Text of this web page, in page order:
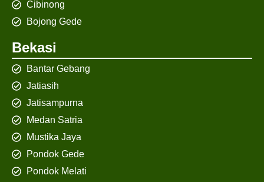
Cibinong
Bojong Gede
Bekasi
Bantar Gebang
Jatiasih
Jatisampurna
Medan Satria
Mustika Jaya
Pondok Gede
Pondok Melati